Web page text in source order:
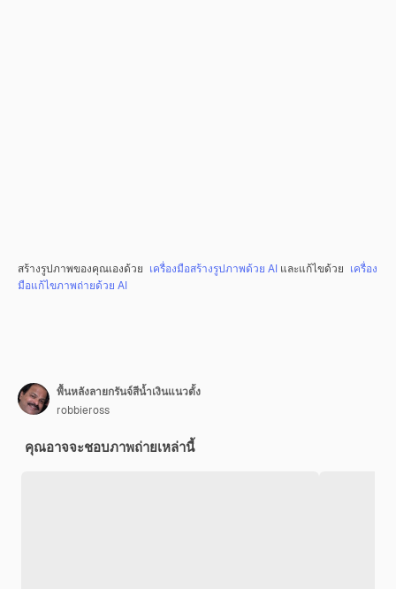
สร้างรูปภาพของคุณเองด้วย เครื่องมือสร้างรูปภาพด้วย AI และแก้ไขด้วย เครื่อง
มือแก้ไขภาพถ่ายด้วย AI
พื้นหลังลายกรันจ์สีน้ำเงินแนวตั้ง
robbieross
คุณอาจจะชอบภาพถ่ายเหล่านี้